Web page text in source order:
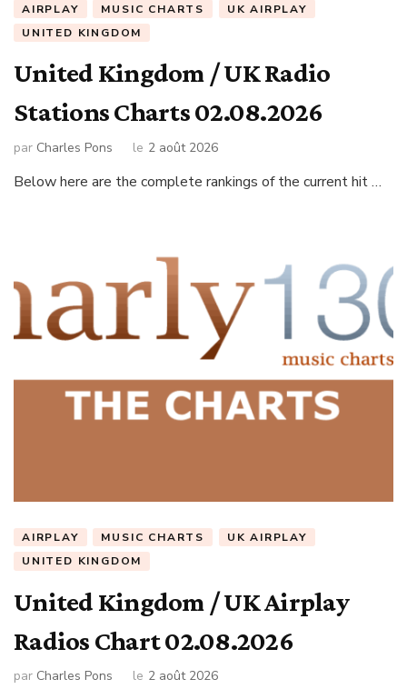
AIRPLAY MUSIC CHARTS
UK AIRPLAY
UNITED KINGDOM
United Kingdom / UK Radio
Stations Charts 02.08.2026
par Charles Pons le 2 août 2026
Below here are the complete rankings of the current hit …
AIRPLAY MUSIC CHARTS
UK AIRPLAY
UNITED KINGDOM
United Kingdom / UK Airplay
Radios Chart 02.08.2026
par Charles Pons le 2 août 2026